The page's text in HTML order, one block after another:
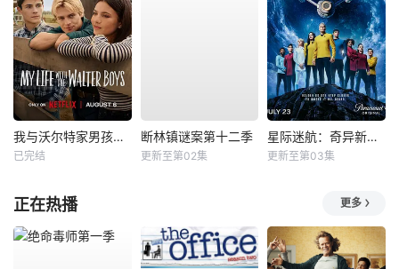
我与沃尔特家男孩的生活第三季
已完结
断林镇谜案第十二季
更新至第02集
星际迷航：奇异新世界第四季
更新至第03集
正在热播 更多